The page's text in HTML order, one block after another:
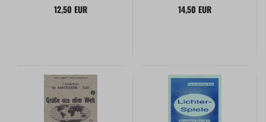
12,50 EUR 14,50 EUR